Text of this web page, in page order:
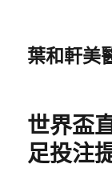
葉和軒美
世界盃
足投注